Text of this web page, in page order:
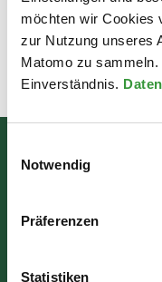
möchten wir Cookies
zur Nutzung unseres
Matomo zu
Einverständnis.
Notwendig
Präferenzen
Statistiken
Zuletzt aktualisiert
Bürgerinformation